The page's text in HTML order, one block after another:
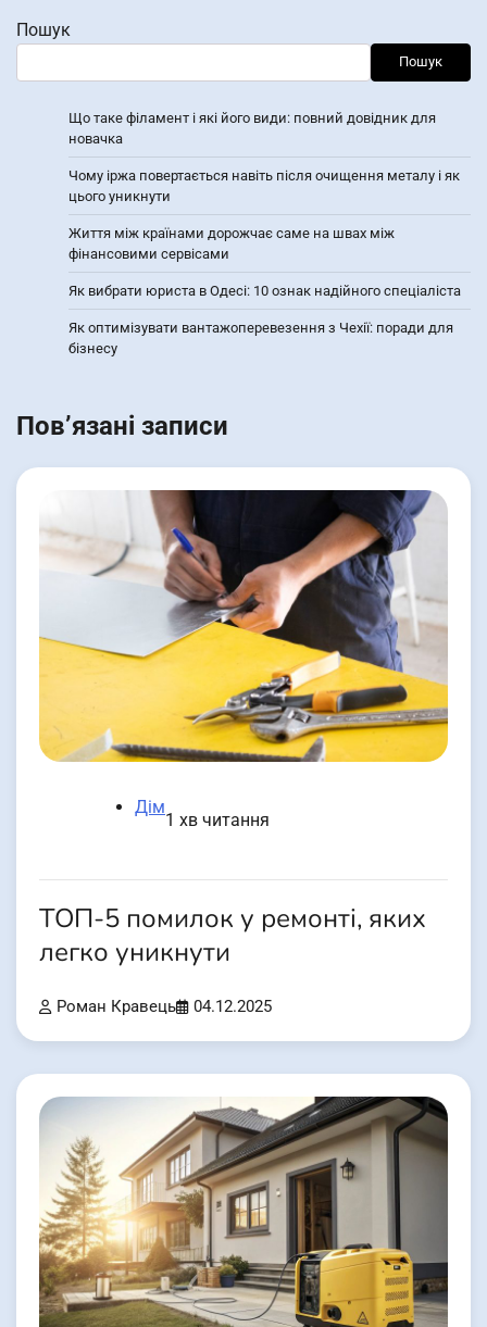
Пошук
Пошук
Що таке філамент і які його види: повний довідник для
новачка
Чому іржа повертається навіть після очищення металу і як
цього уникнути
Життя між країнами дорожчає саме на швах між
фінансовими сервісами
Як вибрати юриста в Одесі: 10 ознак надійного спеціаліста
Як оптимізувати вантажоперевезення з Чехії: поради для
бізнесу
Пов’язані записи
Дім
1 хв читання
ТОП-5 помилок у ремонті, яких
легко уникнути
Роман Кравець 04.12.2025